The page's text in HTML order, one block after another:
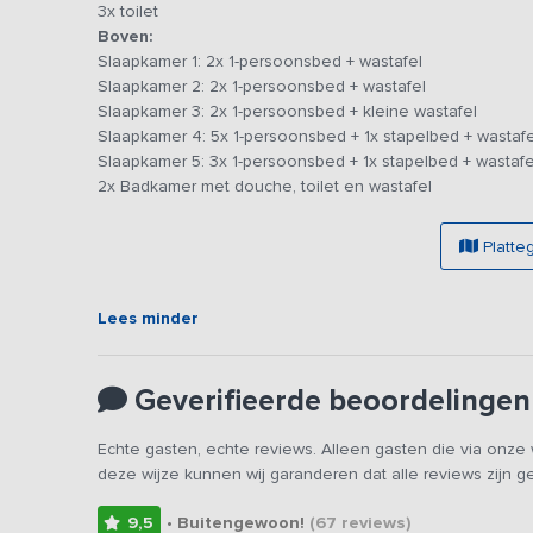
Ditvakantieadres
willen voetballen op ons
voetbalveld.
Dit vakantieadres is zowel voor kleine als grotere
platform. Het betreft hetzelfde vakantieadres met
groep tegelijk verhuurd.
3x toilet
Boven:
Slaapkamer 1: 2x 1-persoonsbed + wastafel
Slaapkamer 2: 2x 1-persoonsbed + wastafel
Slaapkamer 3: 2x 1-persoonsbed + kleine wastafel
Slaapkamer 4: 5x 1-persoonsbed + 1x stapelbed +
Slaapkamer 5: 3x 1-persoonsbed + 1x stapelbed +
2x Badkamer met douche, toilet en wastafel
Lees minder
Geverifieerde beoordelingen
Echte gasten, echte reviews. Alleen gasten die via
deze wijze kunnen wij garanderen dat alle reviews zijn
9,5 • Buitengewoon! (67 reviews)